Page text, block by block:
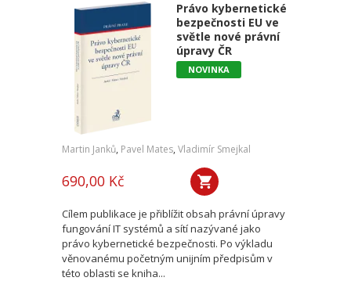
Právo kybernetické
bezpečnosti EU ve
světle nové právní
úpravy ČR
NOVINKA
Martin Janků, Pavel Mates, Vladimír Smejkal
690,00 Kč
Cílem publikace je přiblížit obsah právní úpravy
fungování IT systémů a sítí nazývané jako
právo kybernetické bezpečnosti. Po výkladu
věnovanému početným unijním předpisům v
této oblasti se kniha...